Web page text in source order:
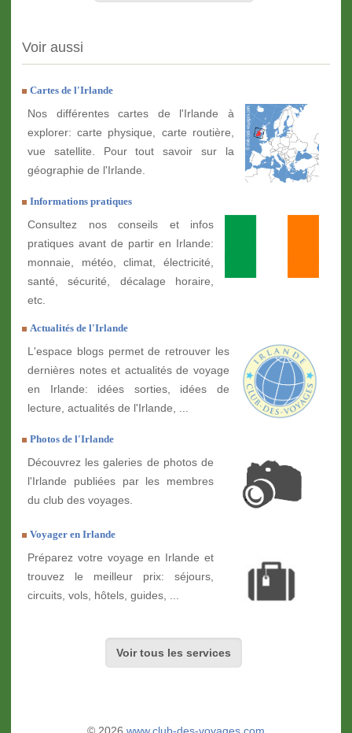
Voir aussi
Cartes de l'Irlande
Nos différentes cartes de l'Irlande à
explorer: carte physique, carte routière,
vue satellite. Pour tout savoir sur la
géographie de l'Irlande.
Informations pratiques
Consultez nos conseils et infos
pratiques avant de partir en Irlande:
monnaie, météo, climat, électricité,
santé, sécurité, décalage horaire,
etc.
Actualités de l'Irlande
L'espace blogs permet de retrouver les
dernières notes et actualités de voyage
en Irlande: idées sorties, idées de
lecture, actualités de l'Irlande, ...
Photos de l'Irlande
Découvrez les galeries de photos de
l'Irlande publiées par les membres
du club des voyages.
Voyager en Irlande
Préparez votre voyage en Irlande et
trouvez le meilleur prix: séjours,
circuits, vols, hôtels, guides, ...
Voir tous les services